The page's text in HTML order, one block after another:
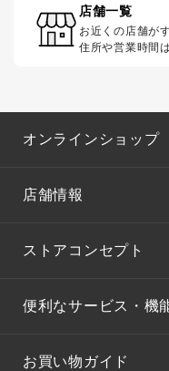
店舗一覧
お近くの店舗が
住所や営業時間
オンラインショップ
店舗情報
ストアコンセプト
便利なサービス・機
お買い物ガイド